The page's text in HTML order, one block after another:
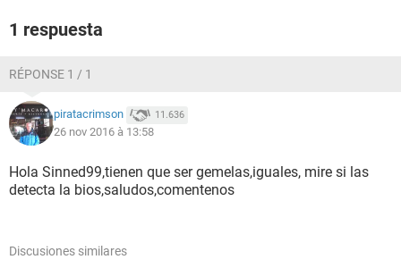
1 respuesta
RÉPONSE 1 / 1
piratacrimson 11.636
26 nov 2016 à 13:58
Hola Sinned99,tienen que ser gemelas,iguales, mire si las
detecta la bios,saludos,comentenos
Discusiones similares